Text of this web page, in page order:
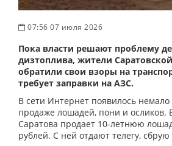
07:56 07 июля 2026
Пока власти решают проблему
дизтоплива, жители
обратили свои взоры на
требует заправки на АЗС.
В сети Интернет появилось
продаже лошадей, пони и осликов.
Саратова продает 10-летнюю
рублей. С ней отдают телегу,